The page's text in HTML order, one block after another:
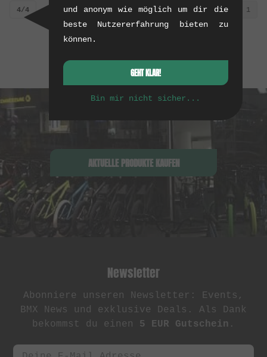
4/4 1
AKTUELLE PRODUKTE KAUFEN
Newsletter
Abonniere unseren Newsletter: Events,
BMX News und exklusive Deals. Als Dank
bekommst du einen 5 EUR Gutschein .
und anonym wie möglich um dir die
beste Nutzererfahrung bieten zu
können.
GEHT KLAR!
Bin mir nicht sicher...